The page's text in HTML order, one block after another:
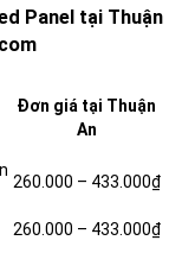
Panel tại Thuận
Đơn giá tại Thuận
An
260.000 – 433.000₫
260.000 – 433.000₫